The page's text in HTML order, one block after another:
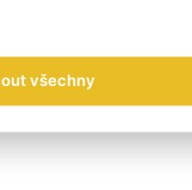
všechny